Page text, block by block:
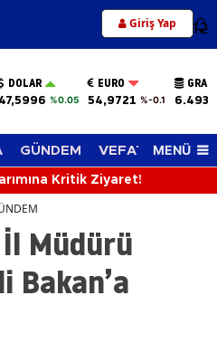
Giriş Yap 12
DOLAR
47,5996 %0.05
EURO
54,9721 %-0.1
GÜNDEM VEFAT EDENLER
MENÜ
Kritik Ziyaret!
Müdürü
Bakan’a